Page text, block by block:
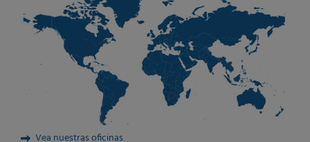
Vea nuestras oficinas